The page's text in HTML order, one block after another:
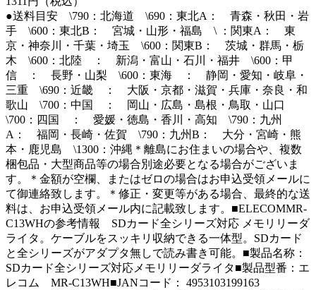
●送料目安 \790：北海道 \690：東北A： 青森・秋田・岩
手 \600：東北B： 宮城・山形・福島 \ ：関東A： 東
京・神奈川・千葉・埼玉 \600：関東B： 茨城・群馬・栃
木 \600：北陸 ： 新潟・富山・石川・福井 \600：甲
信 ： 長野・山梨 \600：東海 ： 静岡・愛知・岐阜・
三重 \690：近畿 ： 大阪・京都・滋賀・兵庫・奈良・和
歌山 \700：中国 ： 岡山・広島・島根・鳥取・山口
\700：四国 ： 愛媛・徳島・香川・高知 \790：九州
A： 福岡・長崎・佐賀 \790：九州B： 大分・宮崎・熊
本・鹿児島 \1300：沖縄＊離島にお住まいの場合や、複数
梱包品・大型商品等の場合別途必要となる場合がございま
す。＊金額が空欄、またはゼロの場合はお申込受領メールに
て御連絡致します。＊修正・変更等がある場合、最終的な送
料は、お申込受領メール内に記載致します。■ELECOMMR-
C13WHの参考情報 SDカード全シリーズ対応 メモリリーダ
ライタ。ケーブルをスッキリ収納できる一体型。SDカード
と全シリーズがアダプタ無しで読み書き可能。■製品名称：
SDカード全シリーズ対応メモリリーダライタ■製品型番：エ
レコム MR-C13WH■JANコード： 4953103199163